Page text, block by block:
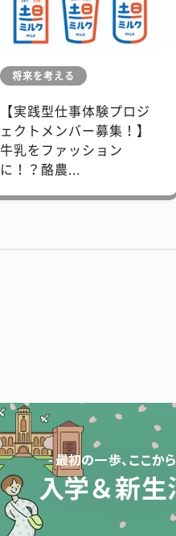
将来を考える
【実践型仕事体験プロジ
ェクトメンバー募集！】
牛乳をファッション
に！？酪農...